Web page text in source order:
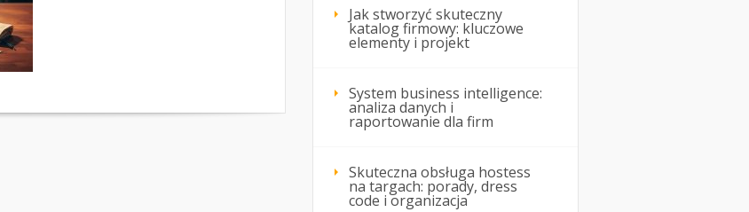
Jak stworzyć skuteczny
katalog firmowy: kluczowe
elementy i projekt
System business intelligence:
analiza danych i
raportowanie dla firm
Skuteczna obsługa hostess
na targach: porady, dress
code i organizacja